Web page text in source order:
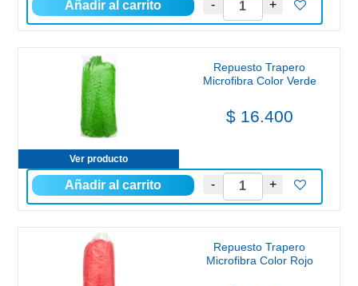
Ver producto
Repuesto Trapero
Microfibra Color Verde
$ 16.400
Repuesto Trapero
Microfibra Color Rojo